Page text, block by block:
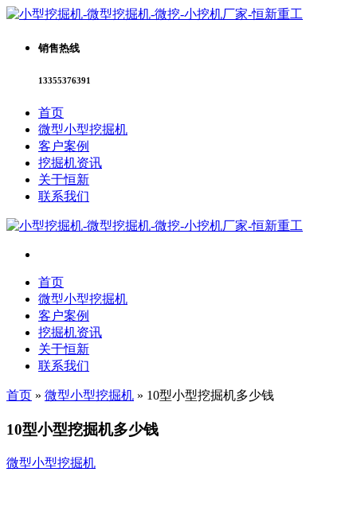
销售热线
13355376391
首页
微型小型挖掘机
客户案例
挖掘机资讯
关于恒新
联系我们
首页
微型小型挖掘机
客户案例
挖掘机资讯
关于恒新
联系我们
首页 » 微型小型挖掘机 » 10型小型挖掘机多少钱
10型小型挖掘机多少钱
微型小型挖掘机